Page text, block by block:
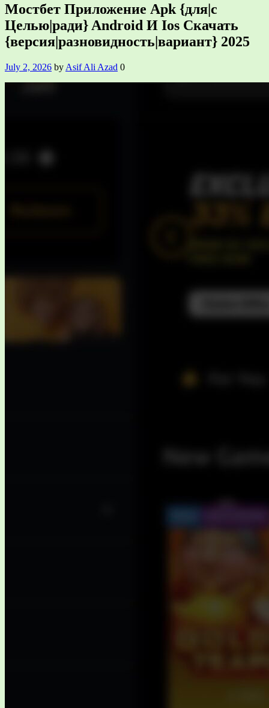
Мостбет Приложение Apk {для|с
Целью|ради} Android И Ios Скачать
{версия|разновидность|вариант} 2025
July 2, 2026 by Asif Ali Azad 0